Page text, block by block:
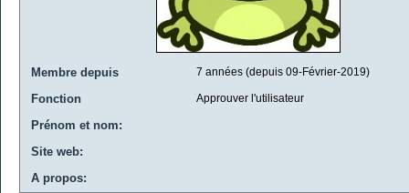
Membre depuis 7 années (depuis 09-Février-2019)
Fonction Approuver l'utilisateur
Prénom et nom:
Site web:
A propos: